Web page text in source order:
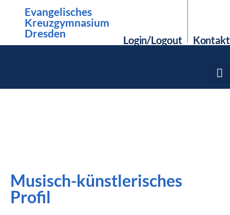
Evangelisches
Kreuzgymnasium
Dresden
Login/Logout Kontakt
Musisch-künstlerisches
Profil